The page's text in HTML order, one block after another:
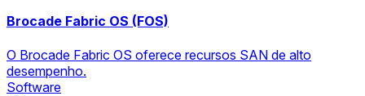
Brocade Fabric OS (FOS)
O Brocade Fabric OS oferece recursos SAN de alto
desempenho.
Software